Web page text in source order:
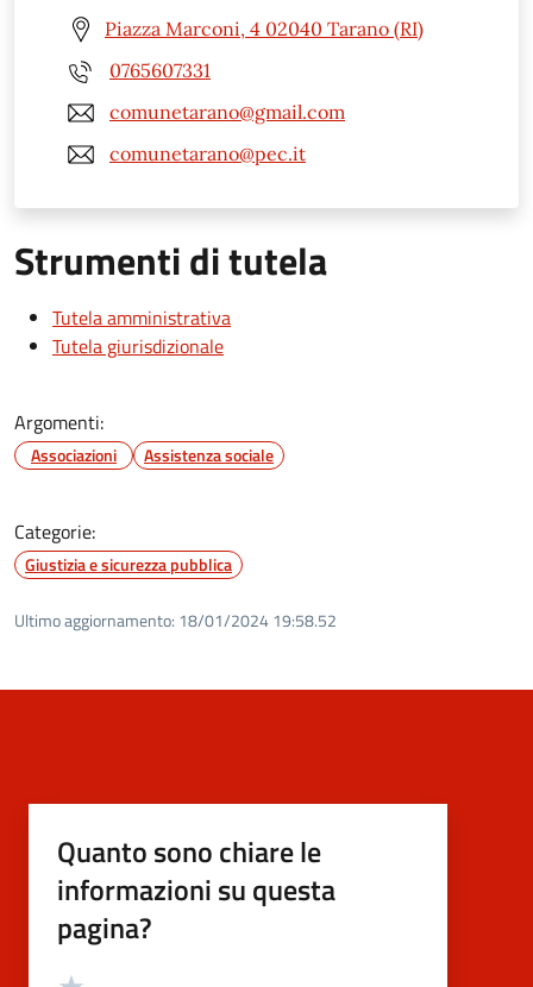
Piazza Marconi, 4 02040 Tarano (RI)
0765607331
comunetarano@gmail.com
comunetarano@pec.it
Strumenti di tutela
Tutela amministrativa
Tutela giurisdizionale
Argomenti:
Associazioni Assistenza sociale
Categorie:
Giustizia e sicurezza pubblica
Ultimo aggiornamento: 18/01/2024 19:58.52
Quanto sono chiare le
informazioni su questa
pagina?
Valutazione